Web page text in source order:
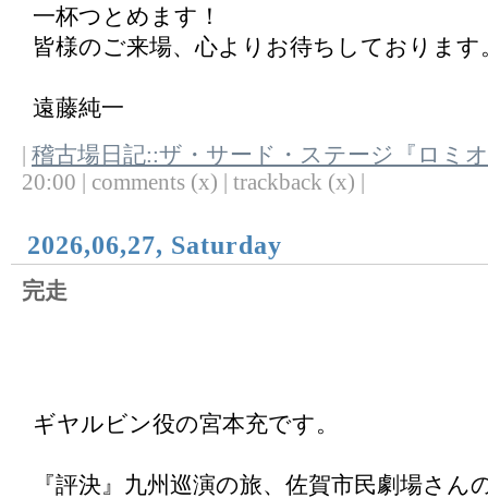
一杯つとめます！
皆様のご来場、心よりお待ちしております
遠藤純一
稽古場日記::ザ・サード・ステージ『ロミ
20:00 | comments (x) | trackback (x) |
2026,06,27, Saturday
完走
ギヤルビン役の宮本充です。
『評決』九州巡演の旅、佐賀市民劇場さん